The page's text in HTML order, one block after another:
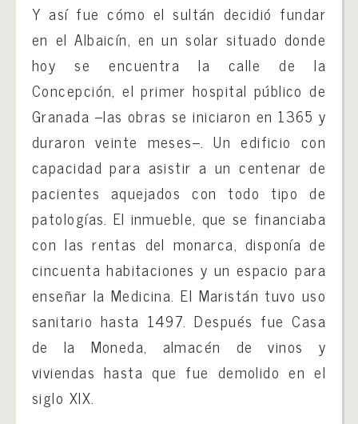
Y así fue cómo el sultán decidió fundar
en el Albaicín, en un solar situado donde
hoy se encuentra la calle de la
Concepción, el primer hospital público de
Granada –las obras se iniciaron en 1365 y
duraron veinte meses–. Un edificio con
capacidad para asistir a un centenar de
pacientes aquejados con todo tipo de
patologías. El inmueble, que se financiaba
con las rentas del monarca, disponía de
cincuenta habitaciones y un espacio para
enseñar la Medicina. El Maristán tuvo uso
sanitario hasta 1497. Después fue Casa
de la Moneda, almacén de vinos y
viviendas hasta que fue demolido en el
siglo XIX.